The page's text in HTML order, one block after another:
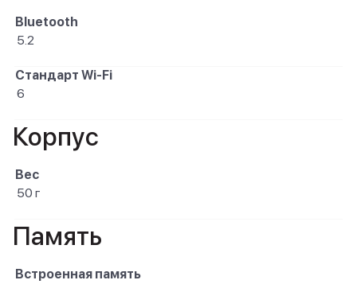
Bluetooth
5.2
Стандарт Wi-Fi
6
Корпус
Вес
50 г
Память
Встроенная память